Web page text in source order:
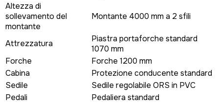
Altezza di
sollevamento del
montante
Montante 4000 mm a 2 sfili
Attrezzatura
Piastra portaforche standard
1070 mm
Forche
Forche 1200 mm
Cabina
Protezione conducente standard
Sedile
Sedile regolabile ORS in PVC
Pedali
Pedaliera standard